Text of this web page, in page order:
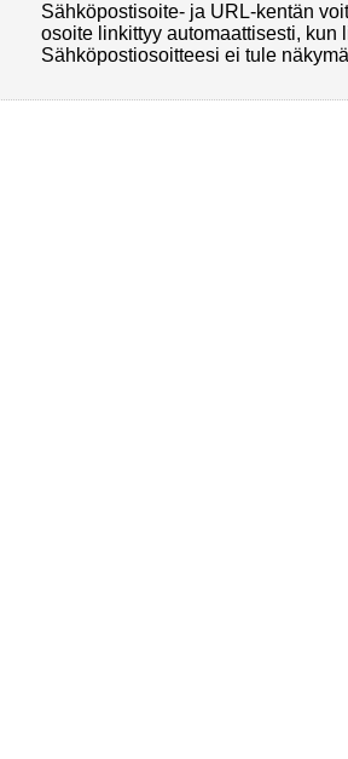
Sähköpostisoite- ja URL-kentän
osoite linkittyy automaattisesti, kun
Sähköpostiosoitteesi ei tule